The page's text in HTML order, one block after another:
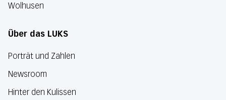
Wolhusen
Über das LUKS
Porträt und Zahlen
Newsroom
Hinter den Kulissen